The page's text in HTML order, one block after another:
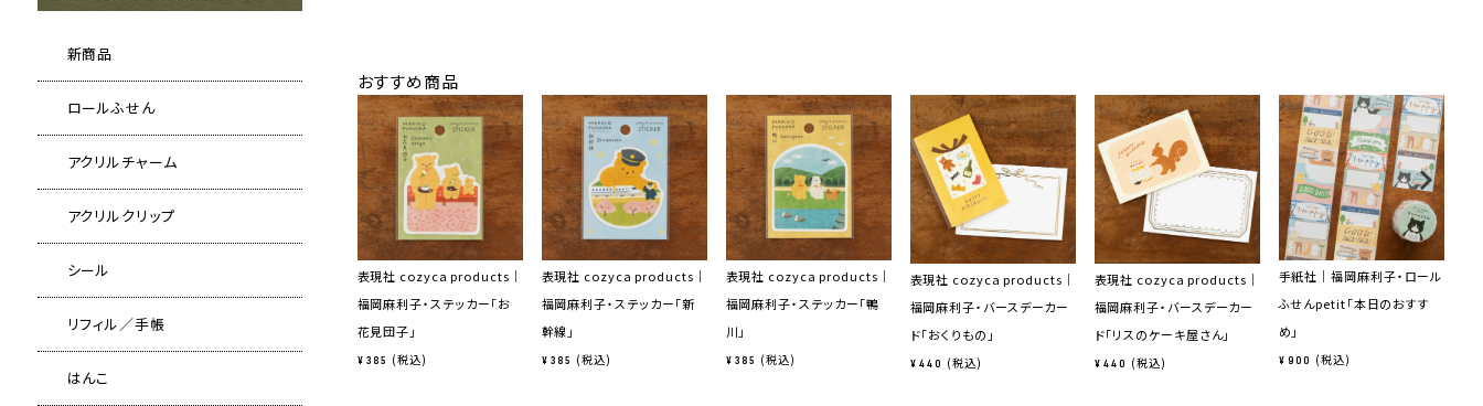
新商品
ロールふせん
アクリルチャーム
アクリルクリップ
シール
リフィル／手帳
はんこ
おすすめ商品
表現社 cozyca products｜
福岡麻利子・ステッカー「お
花見団子」
¥ 385 税込
表現社 cozyca products｜
福岡麻利子・ステッカー「新
幹線」
¥ 385 税込
表現社 cozyca products｜
福岡麻利子・ステッカー「鴨
川」
¥ 385 税込
表現社 cozyca products｜
福岡麻利子・バースデーカー
ド「おくりもの」
¥ 440 税込
表現社 cozyca products｜
福岡麻利子・バースデーカー
ド「リスのケーキ屋さん」
¥ 440 税込
手紙社｜福岡麻利子・ロール
ふせんpetit「本日のおすす
め」
¥ 900 税込